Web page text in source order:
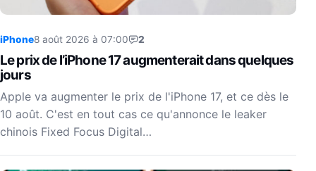
iPhone8 août 2026 à 07:00 2
Le prix de l’iPhone 17 augmenterait dans quelques
jours
Apple va augmenter le prix de l'iPhone 17, et ce dès le
10 août. C'est en tout cas ce qu'annonce le leaker
chinois Fixed Focus Digital…